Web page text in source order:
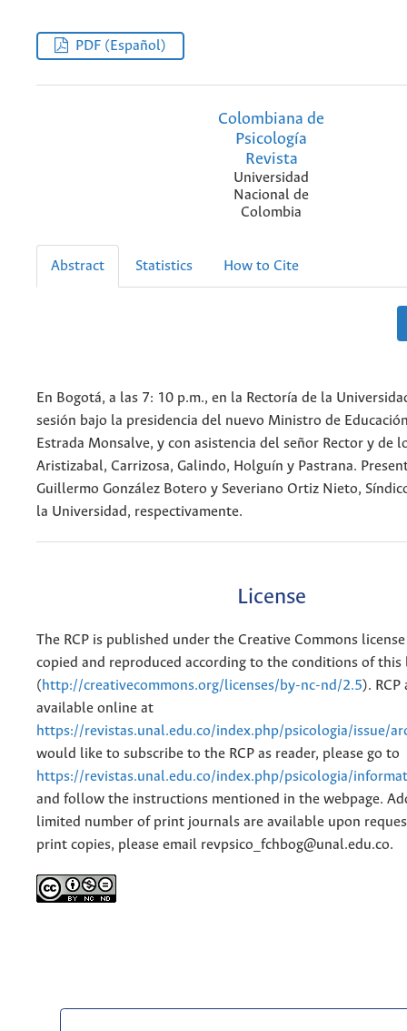
PDF (Español)
Colombiana de
Psicología
Revista
Universidad
Nacional de
Colombia
Abstract Statistics How to Cite
En Bogotá, a las 7: 10 p.m., en la Rectoría de la
sesión bajo la presidencia del nuevo Ministro de
Estrada Monsalve, y con asistencia del señor Rector y de
Aristizabal, Carrizosa, Galindo, Holguín y Pastrana.
Guillermo González Botero y Severiano Ortiz Nieto,
la Universidad, respectivamente.
License
The RCP is published under the Creative Commons
copied and reproduced according to the conditions of this
(http://creativecommons.org/licenses/by-nc-nd/2.5).
available online at
https://revistas.unal.edu.co/index.php/psicologia/issue/
would like to subscribe to the RCP as reader, please go to
https://revistas.unal.edu.co/index.php/psicologia/
and follow the instructions mentioned in the webpage.
limited number of print journals are available upon
print copies, please email revpsico_fchbog@unal.edu.co.